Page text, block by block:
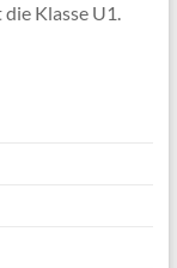
Klasse U1.